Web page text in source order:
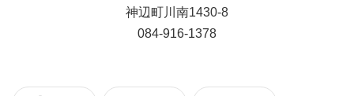
神辺町川南1430-8
084-916-1378